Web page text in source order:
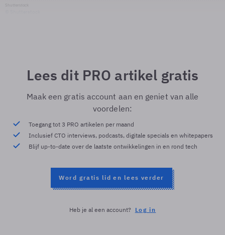
Lees dit PRO artikel gratis
Maak een gratis account aan en geniet van alle
voordelen:
Toegang tot 3 PRO artikelen per maand
Inclusief CTO interviews, podcasts, digitale specials en whitepapers
Blijf up-to-date over de laatste ontwikkelingen in en rond tech
Word gratis lid en lees verder
Heb je al een account? Log in